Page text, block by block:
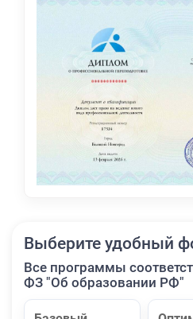
Выберите удобный
Все программы
ФЗ "Об образовании РФ"